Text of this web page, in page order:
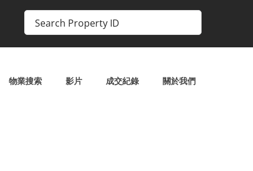
物業搜索 影片 成交紀錄 關於我們